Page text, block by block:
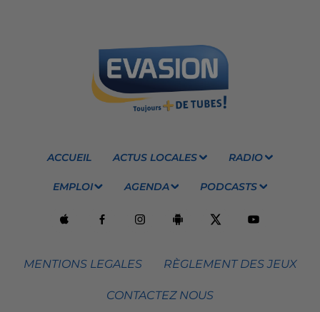
ACCUEIL ACTUS LOCALES RADIO
EMPLOI AGENDA PODCASTS
MENTIONS LEGALES RÈGLEMENT DES JEUX
CONTACTEZ NOUS